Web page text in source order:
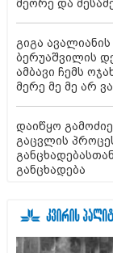
მეორე და
გიგა ავალიანის
ბერუაშვილის
ამბავი ჩემს
მერე მე მე არ
დაიწყო
გაცვლის
განცხადება